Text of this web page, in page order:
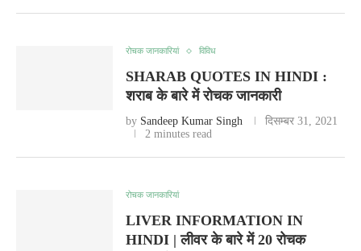
रोचक जानकारियां विविध
SHARAB QUOTES IN HINDI :
शराब के बारे में रोचक जानकारी
by Sandeep Kumar Singh
दिसम्बर 31, 2021
2 minutes read
रोचक जानकारियां
LIVER INFORMATION IN
HINDI | लीवर के बारे में 20 रोचक